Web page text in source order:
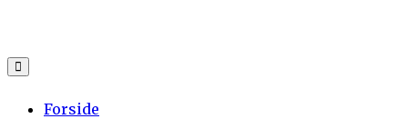
content
Forside